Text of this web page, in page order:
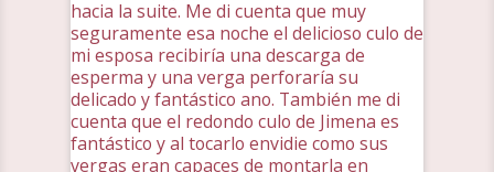
hacia la suite. Me di cuenta que muy
seguramente esa noche el delicioso culo de
mi esposa recibiría una descarga de
esperma y una verga perforaría su
delicado y fantástico ano. También me di
cuenta que el redondo culo de Jimena es
fantástico y al tocarlo envidie como sus
vergas eran capaces de montarla en